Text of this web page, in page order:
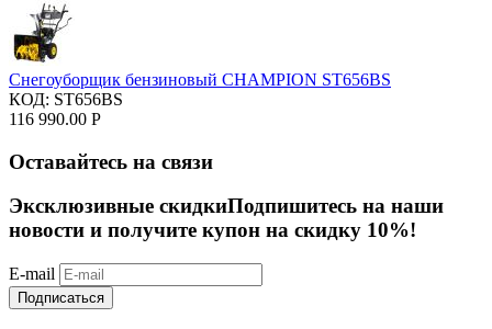
Снегоуборщик бензиновый CHAMPION ST656BS
КОД: ST656BS
116 990.00 Р
Оставайтесь на связи
Эксклюзивные скидкиПодпишитесь на наши
новости и получите купон на скидку 10%!
E-mail
Подписаться